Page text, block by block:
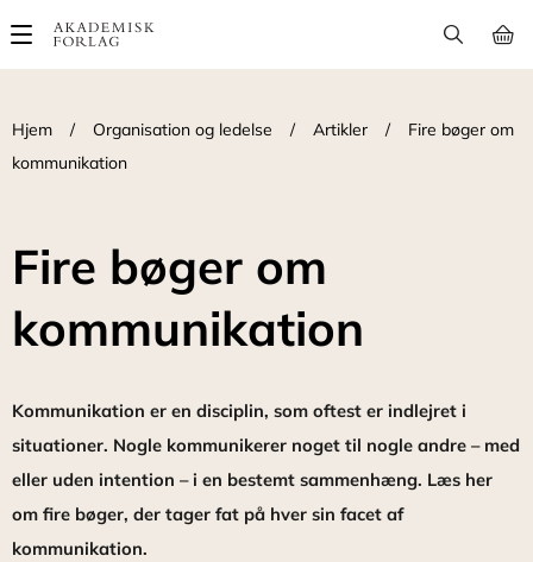
Main
navigation
Hjem / Organisation og ledelse / Artikler /
Fire bøger om
kommunikation
Fire bøger om
kommunikation
Kommunikation er en disciplin, som oftest er indlejret i
situationer. Nogle kommunikerer noget til nogle andre – med
eller uden intention – i en bestemt sammenhæng. Læs her
om fire bøger, der tager fat på hver sin facet af
kommunikation.